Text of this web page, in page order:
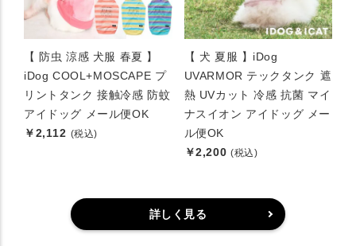
【 防虫 涼感 犬服 春夏 】
iDog COOL+MOSCAPE プ
リントタンク 接触冷感 防蚊
アイドッグ メール便OK
￥2,112 (税込)
【 犬 夏服 】iDog
UVARMOR テックタンク 遮
熱 UVカット 冷感 抗菌 マイ
ナスイオン アイドッグ メー
ル便OK
￥2,200 (税込)
詳しく見る